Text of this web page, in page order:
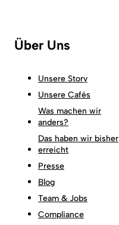
Über Uns
Unsere Story
Unsere Cafés
Was machen wir
anders?
Das haben wir bisher
erreicht
Presse
Blog
Team & Jobs
Compliance